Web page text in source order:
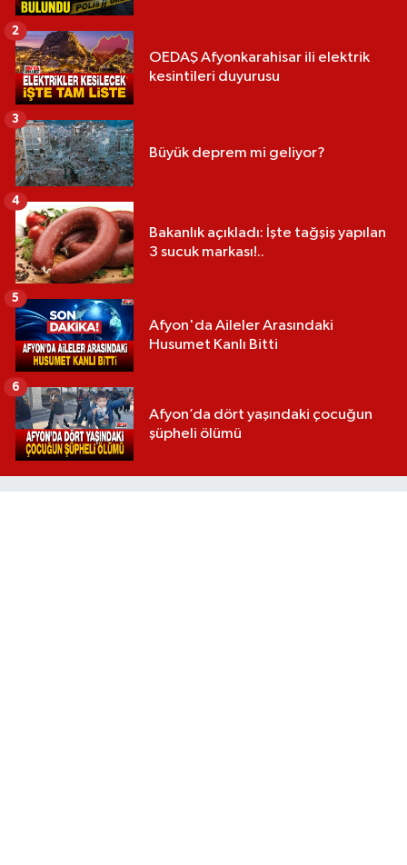
OEDAŞ Afyonkarahisar ili elektrik
kesintileri duyurusu
2
Büyük deprem mi geliyor?
3
Bakanlık açıkladı: İşte tağşiş yapılan
3 sucuk markası!..
4
Afyon'da Aileler Arasındaki
Husumet Kanlı Bitti
5
Afyon’da dört yaşındaki çocuğun
şüpheli ölümü
6